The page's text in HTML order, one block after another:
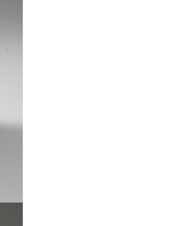
Regolamento UE 679/2016 (GDPR)
alla newsletter. Dichiaro di accettare l'
Regolamento UE 679/2016 (GDPR)
alla newsletter. Dichiaro di accettare l'